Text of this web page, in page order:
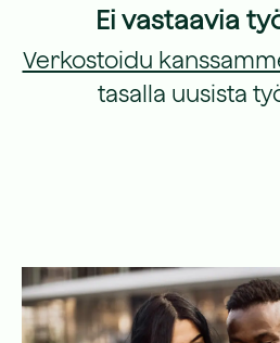
Ei vastaavia
Verkostoidu
tasalla uusista